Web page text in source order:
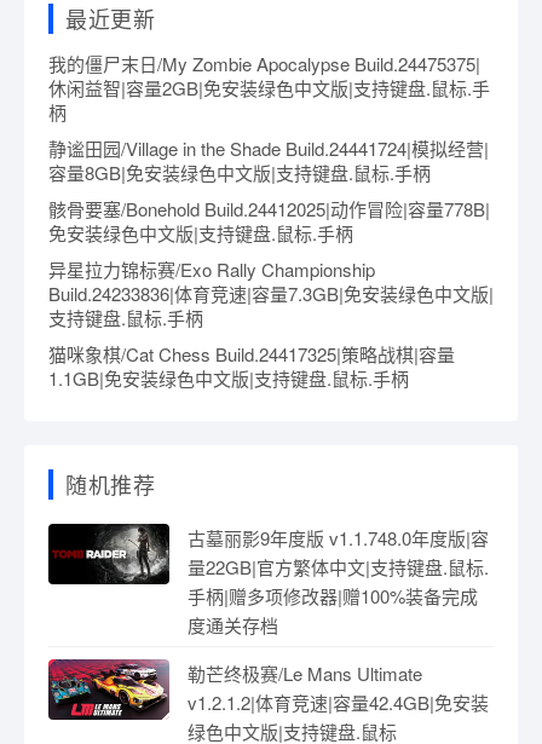
最近更新
我的僵尸末日/My Zombie Apocalypse Build.24475375|
休闲益智|容量2GB|免安装绿色中文版|支持键盘.鼠标.手
柄
静谧田园/Village in the Shade Build.24441724|模拟经营|
容量8GB|免安装绿色中文版|支持键盘.鼠标.手柄
骸骨要塞/Bonehold Build.24412025|动作冒险|容量778B|
免安装绿色中文版|支持键盘.鼠标.手柄
异星拉力锦标赛/Exo Rally Championship
Build.24233836|体育竞速|容量7.3GB|免安装绿色中文版|
支持键盘.鼠标.手柄
猫咪象棋/Cat Chess Build.24417325|策略战棋|容量
1.1GB|免安装绿色中文版|支持键盘.鼠标.手柄
随机推荐
古墓丽影9年度版 v1.1.748.0年度版|容
量22GB|官方繁体中文|支持键盘.鼠标.
手柄|赠多项修改器|赠100%装备完成
度通关存档
勒芒终极赛/Le Mans Ultimate
v1.2.1.2|体育竞速|容量42.4GB|免安装
绿色中文版|支持键盘.鼠标